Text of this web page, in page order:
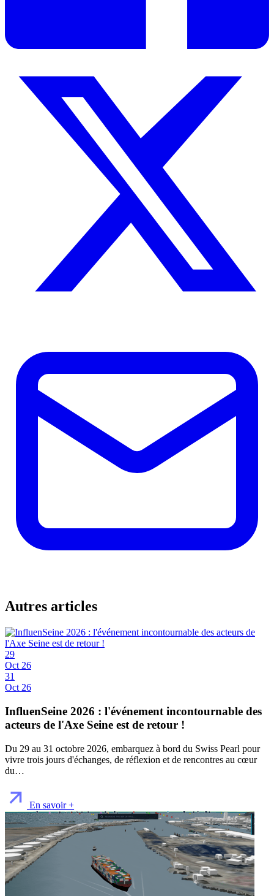
Autres articles
29
Oct 26
31
Oct 26
InfluenSeine 2026 : l'événement incontournable des
acteurs de l'Axe Seine est de retour !
Du 29 au 31 octobre 2026, embarquez à bord du Swiss Pearl pour
vivre trois jours d'échanges, de réflexion et de rencontres au cœur
du…
En savoir +